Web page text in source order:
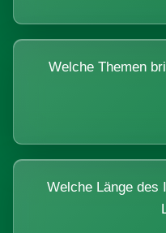
Welche Themen
Welche Länge des